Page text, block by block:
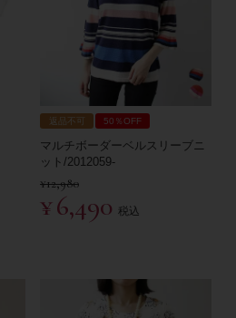
返品不可 50％OFF
マルチボーダーベルスリーブニ
ット/2012059-
¥12,980
¥6,490 税込